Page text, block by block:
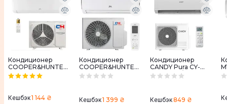
Кондиционер
COOPER&HUNTER
Vital Inverter CH-
S09FTXF2-NG, 25
Кешбэк1 144 ₴
Кондиционер
COOPER&HUNTER
Veritas NG CH-
Кешбэк1 399 ₴
Кондиционер
CANDY Pura CY-
09RAIN-A/CY-
Кешбэк849 ₴